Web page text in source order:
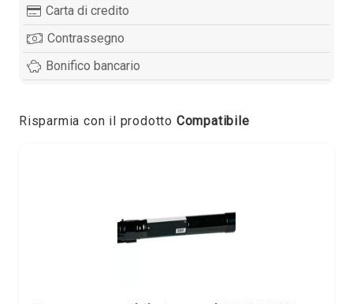
Carta di credito
Contrassegno
Bonifico bancario
Risparmia con il prodotto Compatibile